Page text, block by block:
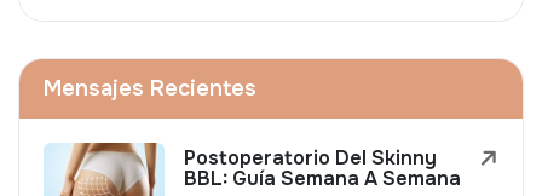
Mensajes Recientes
Postoperatorio Del Skinny
BBL: Guía Semana A Semana